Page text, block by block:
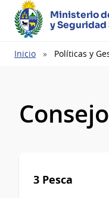
Ministerio
y Seguridad
Ruta
Inicio Políticas y
3 Pesca